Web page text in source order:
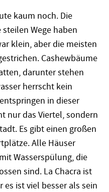
kaum noch. Die
Wege haben
klein, aber die meisten
Cashewbäume
darunter stehen
herrscht kein
in dieser
nur das Viertel, sondern
Es gibt einen großen
Alle Häuser
Wasserspülung, die
sind. La Chacra ist
ist viel besser als sein